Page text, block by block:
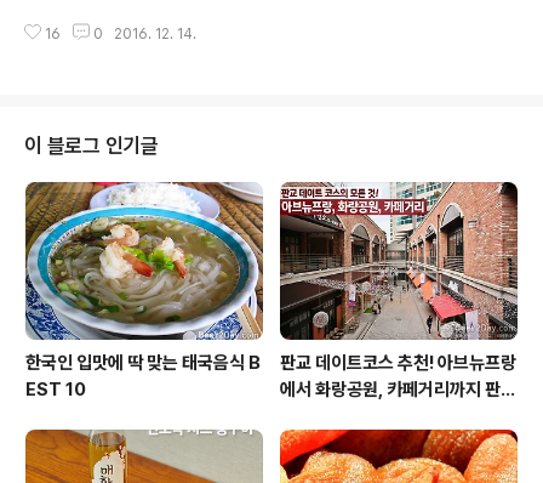
향, 깔끔한 참이슬이 더해진 ‘클레멘타인 칵테일’ 만드는 법
1. 우리나라에서 생과로 구하기 힘든 클레멘타인 대신 쉽..
남동 골목길, 히든 맛집 중 하나인 요정 역시 마찬가지입니
부터 프랑스 미식여행을 떠나볼까요? 모던한 분위기가 매
력적인 프랑스 요리 주점, 연남동 요정!주택들이 즐비한 연
남동 골목을 비집고 들어가면 만날 수 있는 프랑스 요리 전
문점 ‘요정’! 프랑스 고급 레스토랑 같은 세련된 외관은 2층
주택이었던 건물을 식당으로 개조해 이색적인 분위기를 자
아냅니다. 골목 끝에 자리하고 있..
16 0 2016. 12. 14.
이 블로그 인기글
한국인 입맛에 딱 맞는 태국음식 B
EST 10
판교 데이트코스 추천! 아브뉴프랑
에서 화랑공원, 카페거리까지 판교